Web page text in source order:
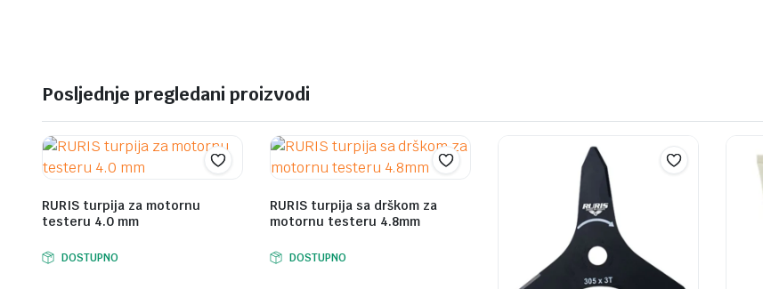
Posljednje pregledani proizvodi
RURIS turpija za motornu
testeru 4.0 mm
DOSTUPNO
RURIS turpija sa drškom za
motornu testeru 4.8mm
DOSTUPNO